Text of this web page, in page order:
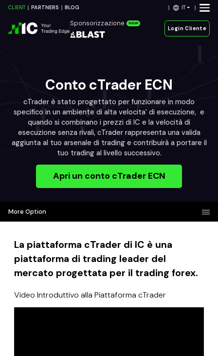
CLIENT PARTNERS BLOG IT
Sponsorizzazione NEW
Login Cliente
Conto cTrader ECN
cTrader è stato progettato per funzionare in modo
specifico in un ambiente di alta velocita' di esecuzione, e
quando si combinano i prezzi di IC e la velocità di
esecuzione senza rivali, cTrader rappresenta una valida
aggiunta al tuo arsenale di trading e contribuirà a portare il
tuo trading al livello successivo.
Apri un conto cTrader ECN
More Option
La piattaforma cTrader di IC è una
piattaforma di trading leader del
mercato progettata per il trading forex.
Video Introduttivo alla Piattaforma cTrader